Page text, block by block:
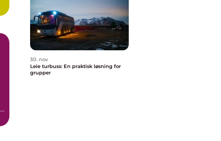
30. nov
Leie turbuss: En praktisk løsning for
grupper